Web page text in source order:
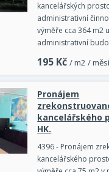
kancelářských
administrativní
výměře cca 364 m2
administrativní
195 Kč / m2 /
Pronájem
kancelářského
HK.
4396 - Pronájem
kancelářského